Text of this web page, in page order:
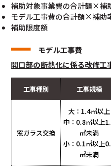
補助対象事業費の合計額×補
モデル工事費の合計額×補助
補助限度額
モデル工事費
開口部の断熱化に係る改修工
工事種別 工事規模
窓ガラス交換
大：1.4㎡以上
中：0.8㎡以上
㎡未満
小：0.1㎡以上
㎡未満